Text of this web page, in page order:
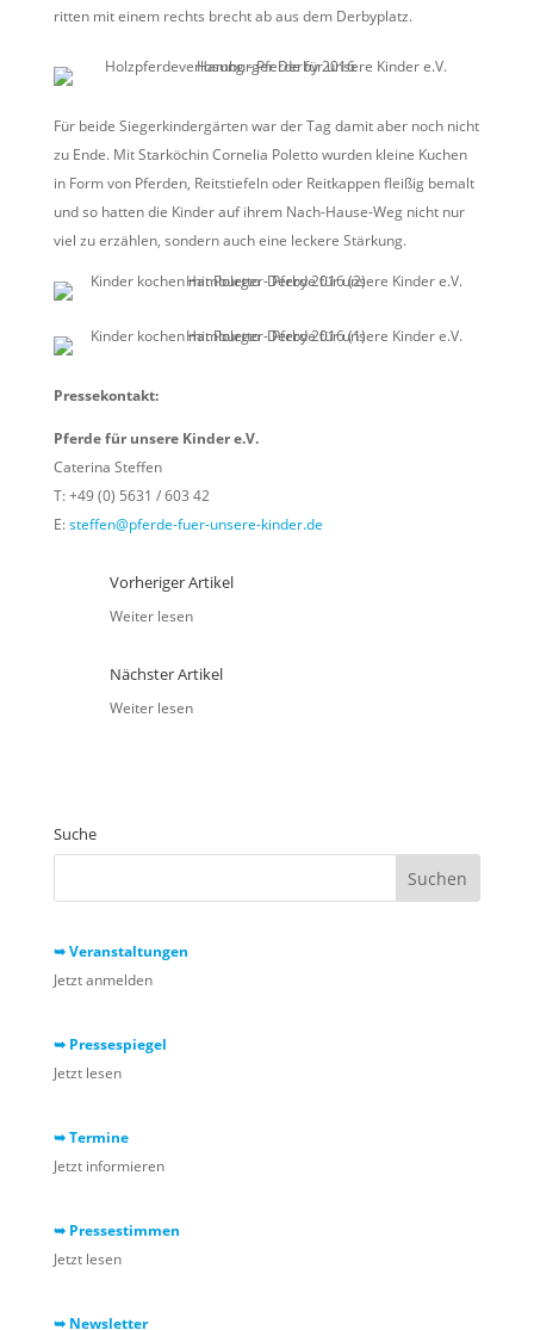
ritten mit einem rechts brecht ab aus dem Derbyplatz.
Für beide Siegerkindergärten war der Tag damit aber noch nicht
zu Ende. Mit Starköchin Cornelia Poletto wurden kleine Kuchen
in Form von Pferden, Reitstiefeln oder Reitkappen fleißig bemalt
und so hatten die Kinder auf ihrem Nach-Hause-Weg nicht nur
viel zu erzählen, sondern auch eine leckere Stärkung.
Pressekontakt:
Pferde für unsere Kinder e.V.
Caterina Steffen
T: +49 (0) 5631 / 603 42
E:steffen@pferde-fuer-unsere-kinder.de
Vorheriger Artikel
Weiter lesen
Nächster Artikel
Weiter lesen
Suche
➥ Veranstaltungen
Jetzt anmelden
➥ Pressespiegel
Jetzt lesen
➥ Termine
Jetzt informieren
➥ Pressestimmen
Jetzt lesen
➥ Newsletter